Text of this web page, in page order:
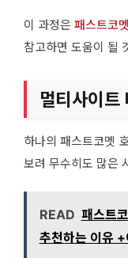
이 과정은 패스트코
참고하면 도움이 될
멀티사이트
하나의 패스트코멧
보려 무수히도 많은
READ 패스트
추천하는 이유 +